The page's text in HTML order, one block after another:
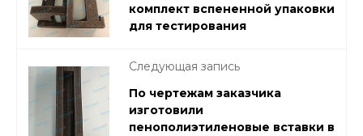
комплект вспененной упаковки
для тестирования
Следующая запись
По чертежам заказчика
изготовили
пенополиэтиленовые вставки в